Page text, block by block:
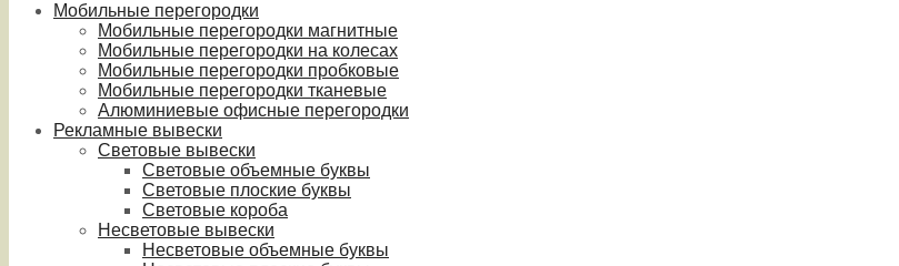
Мобильные перегородки
Мобильные перегородки магнитные
Мобильные перегородки на колесах
Мобильные перегородки пробковые
Мобильные перегородки тканевые
Алюминиевые офисные перегородки
Рекламные вывески
Световые вывески
Световые объемные буквы
Световые плоские буквы
Световые короба
Несветовые вывески
Несветовые объемные буквы